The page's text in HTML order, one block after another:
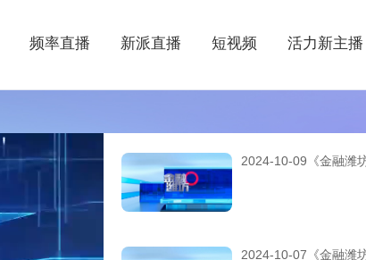
频率直播 新派直播 短视频 活力新主播
2024-10-09《金融潍
2024-10-07《金融潍